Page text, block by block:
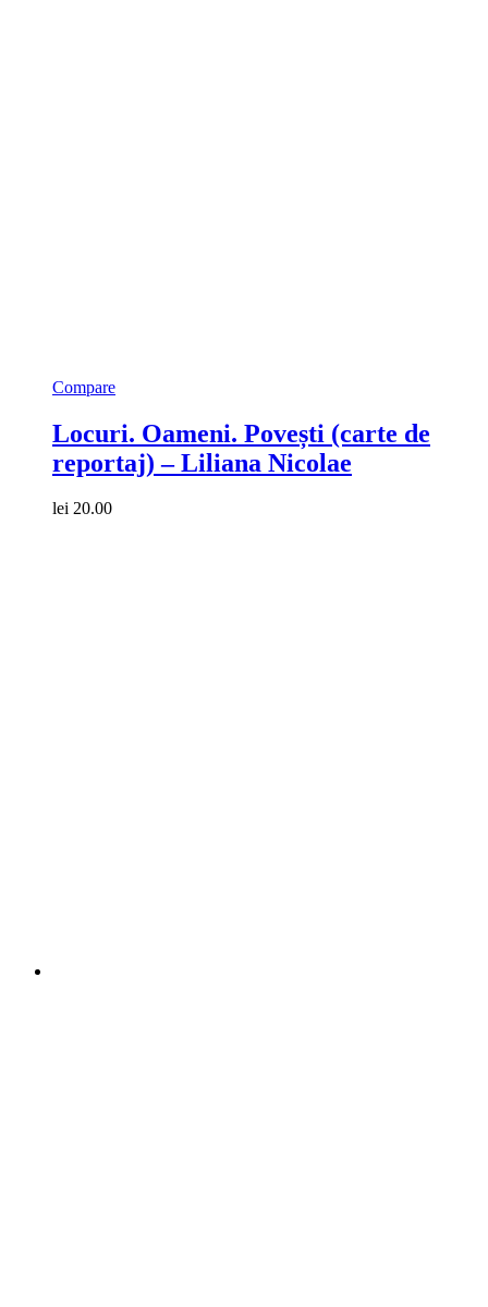
Compare
Locuri. Oameni. Povești (carte de
reportaj) – Liliana Nicolae
lei 20.00